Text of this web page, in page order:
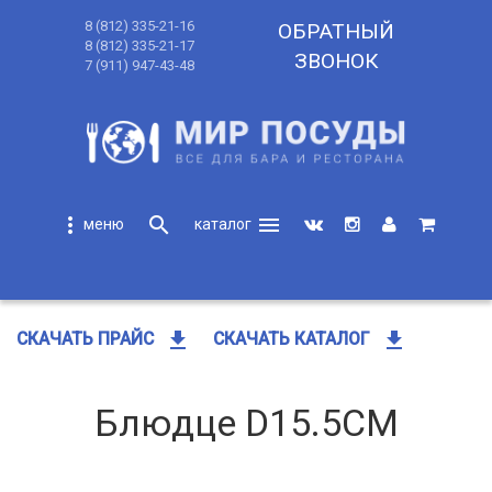
8 (812) 335-21-16
8 (812) 335-21-17
7 (911) 947-43-48
ОБРАТНЫЙ
ЗВОНОК
more_vert search
menu
СКАЧАТЬ ПРАЙС get_app СКАЧАТЬ КАТАЛОГ get_app
Блюдце D15.5CM